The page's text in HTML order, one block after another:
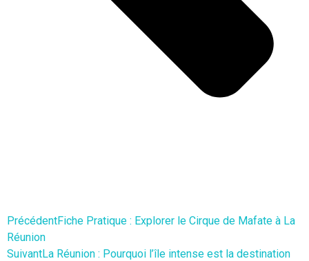
PrécédentFiche Pratique : Explorer le Cirque de Mafate à La
Réunion
SuivantLa Réunion : Pourquoi l’île intense est la destination